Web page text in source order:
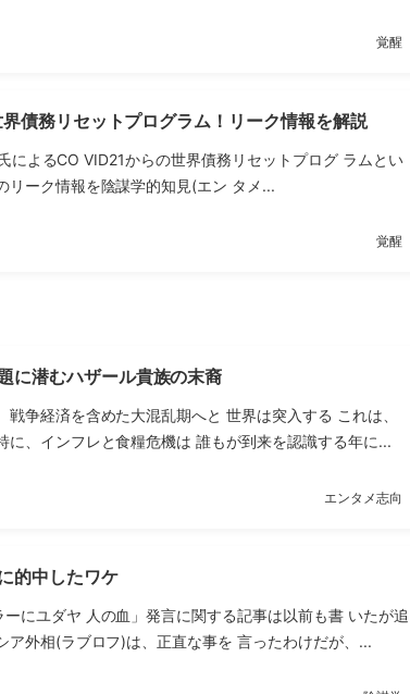
覚醒
界債務リセットプログラム！リーク情報を解説
によるCO VID21からの世界債務リセットプログ ラムとい
リーク情報を陰謀学的知見(エン タメ...
覚醒
に潜むハザール貴族の末裔
戦争経済を含めた大混乱期へと 世界は突入する これは、
に、インフレと食糧危機は 誰もが到来を認識する年に...
エンタメ志向
的中したワケ
にユダヤ 人の血」発言に関する記事は以前も書 いたが追
ア外相(ラブロフ)は、正直な事を 言ったわけだが、...